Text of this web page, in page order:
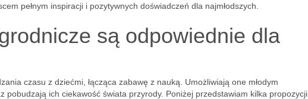
pełnym inspiracji i pozytywnych doświadczeń dla najmłodszych.
są odpowiednie dla
czasu z dziećmi, łącząca zabawę z nauką. Umożliwiają one młodym
ich ciekawość świata przyrody. Poniżej przedstawiam kilka propozycji,